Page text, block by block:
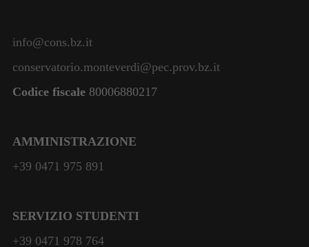
info@cons.bz.it
conservatorio.monteverdi@pec.prov.bz.it
Codice fiscale 80006880217
AMMINISTRAZIONE
+39 0471 975 891
SERVIZIO STUDENTI
+39 0471 978 764